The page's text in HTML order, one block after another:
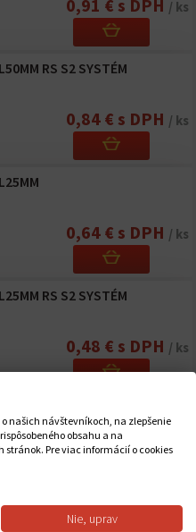
0,91 € s DPH / ks
RS S2 SYSTÉM
0,84 € s DPH / ks
0,64 € s DPH / ks
RS S2 SYSTÉM
0,48 € s DPH / ks
RS S2 SYSTÉM TITAN
0,91 € s DPH
RS S2 SYSTÉM
našich návštevníkoch, na zlepšenie
obsahu a na
Pre viac informácií o cookies
Nie, uprav